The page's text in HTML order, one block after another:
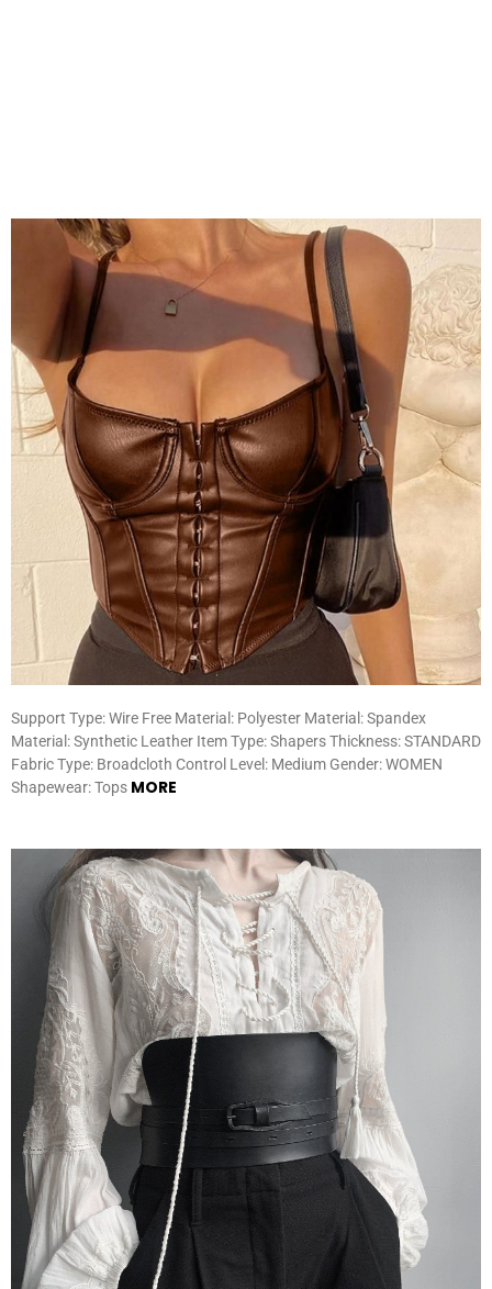
Support Type: Wire Free Material: Polyester Material: Spandex
Material: Synthetic Leather Item Type: Shapers Thickness: STANDARD
Fabric Type: Broadcloth Control Level: Medium Gender: WOMEN
Shapewear: Tops MORE